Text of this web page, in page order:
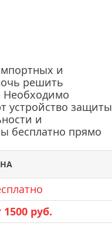
и
решить
Необходимо
устройство защиты
и
бесплатно прямо
1500 руб.